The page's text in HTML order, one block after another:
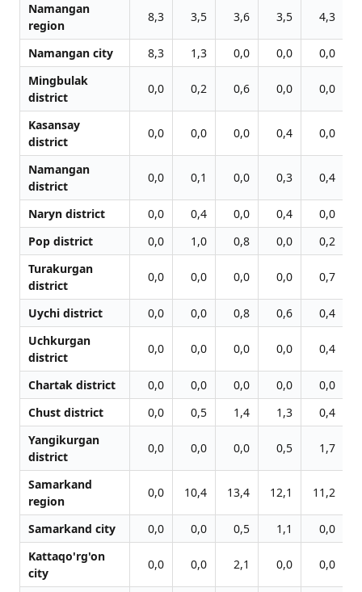
Namangan
region
8,3 3,5 3,6 3,5 4,3
Namangan city 8,3 1,3 0,0 0,0
0,0
Mingbulak
district
0,0 0,2 0,6 0,0 0,0
Kasansay
district
0,0 0,0 0,0 0,4 0,0
Namangan
district
0,0 0,1 0,0 0,3 0,4
Naryn district 0,0 0,4 0,0 0,4
0,0
Pop district
0,0 1,0 0,8 0,0
0,2
Turakurgan
district
0,0 0,0 0,0 0,0 0,7
Uychi district 0,0 0,0 0,8 0,6
0,4
Uchkurgan
district
0,0 0,0 0,0 0,0 0,4
Chartak district 0,0 0,0 0,0 0,0
0,0
Chust district
0,0 0,5 1,4 1,3
0,4
Yangikurgan
district
0,0 0,0 0,0 0,5 1,7
Samarkand
region
0,0 10,4 13,4 12,1 11,2
Samarkand city 0,0 0,0 0,5 1,1
0,0
Kattaqo'rg'on
city
0,0 0,0 2,1 0,0 0,0